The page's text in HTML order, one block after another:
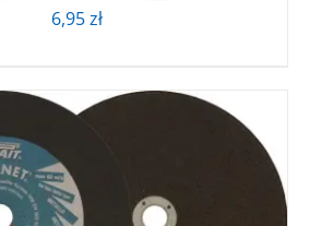
6,95zł